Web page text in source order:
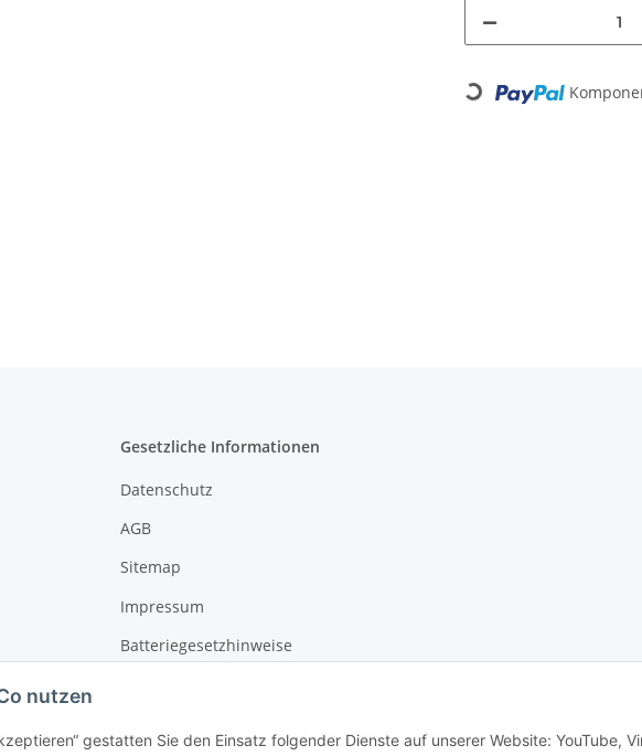
nutzen
gestatten Sie den Einsatz folgender Dienste auf unserer Website: YouTube,
Loading...
Gesetzliche Informationen
Datenschutz
AGB
Sitemap
Impressum
Batteriegesetzhinweise